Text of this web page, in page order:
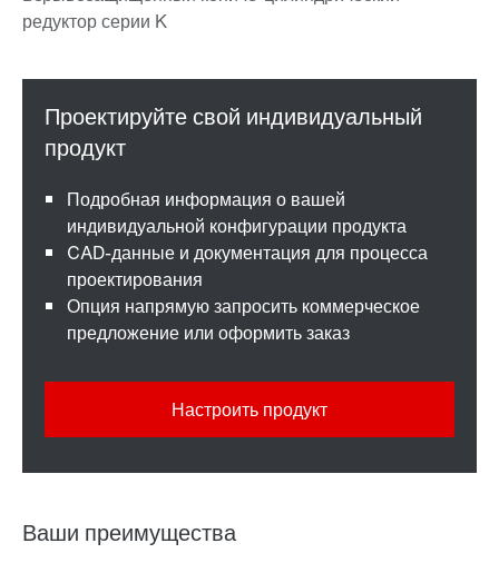
Подробная информация о вашей
индивидуальной конфигурации продукта
CAD-данные и документация для процесса
проектирования
Опция напрямую запросить коммерческое
предложение или оформить заказ
Настроить продукт
Ваши преимущества